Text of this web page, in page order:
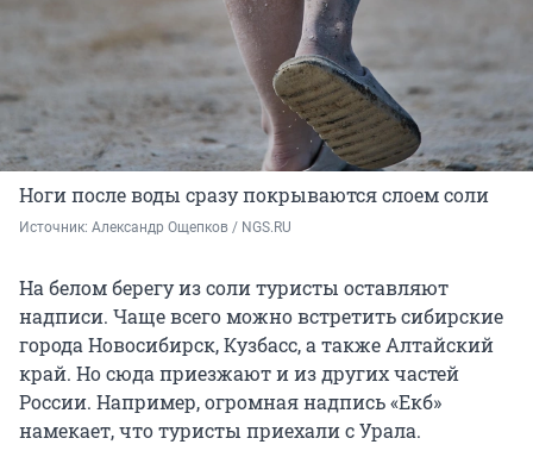
Ноги после воды сразу покрываются слоем соли
Источник: Александр Ощепков / NGS.RU
На белом берегу из соли туристы оставляют
надписи. Чаще всего можно встретить сибирские
города Новосибирск, Кузбасс, а также Алтайский
край. Но сюда приезжают и из других частей
России. Например, огромная надпись «Екб»
намекает, что туристы приехали с Урала.